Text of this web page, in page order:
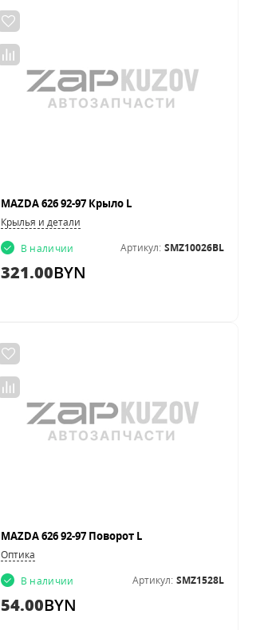
MAZDA 626 92-97 Крыло L
Крылья и детали
В наличии
Артикул: SMZ10026BL
321.00BYN
MAZDA 626 92-97 Поворот L
Оптика
В наличии
Артикул: SMZ1528L
54.00BYN